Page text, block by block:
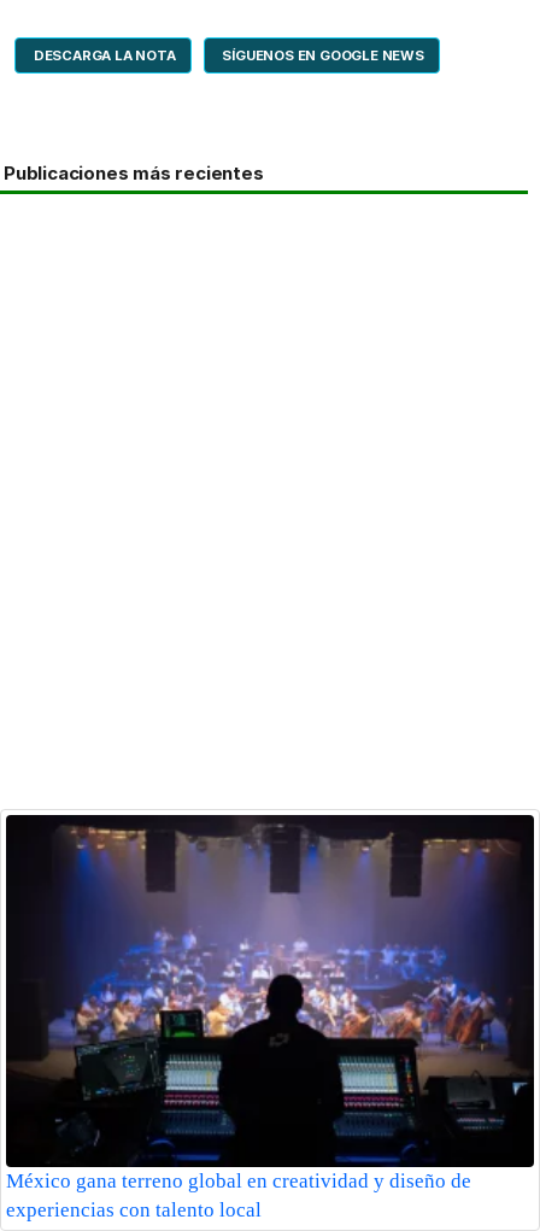
DESCARGA LA NOTA SÍGUENOS EN GOOGLE NEWS
Publicaciones más recientes
México gana terreno global en creatividad y diseño de
experiencias con talento local